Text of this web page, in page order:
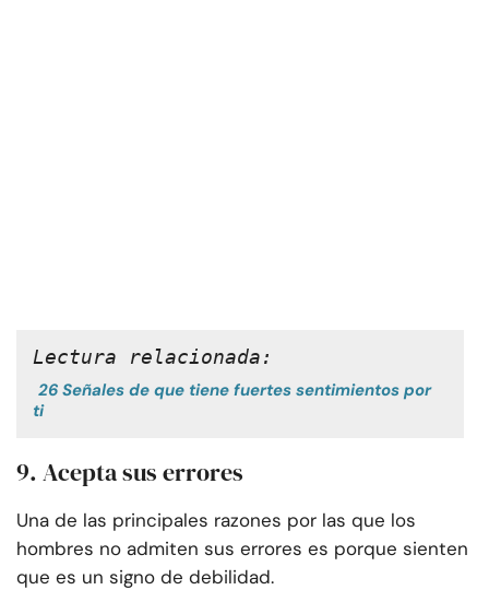
Lectura relacionada:
26 Señales de que tiene fuertes sentimientos por
ti
9. Acepta sus errores
Una de las principales razones por las que los
hombres no admiten sus errores es porque sienten
que es un signo de debilidad.